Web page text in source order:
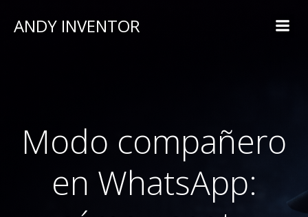
ANDY INVENTOR
Modo compañero
en WhatsApp: